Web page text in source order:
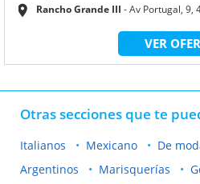
Rancho Grande III Av Portugal, 9,
VER
Otras secciones que te
Italianos Mexicano De
Argentinos
Marisquerías